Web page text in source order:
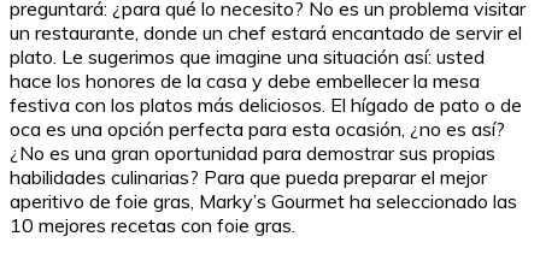
preguntará: ¿para qué lo necesito? No es un problema visitar
un restaurante, donde un chef estará encantado de servir el
plato. Le sugerimos que imagine una situación así: usted
hace los honores de la casa y debe embellecer la mesa
festiva con los platos más deliciosos. El hígado de pato o de
oca es una opción perfecta para esta ocasión, ¿no es así?
¿No es una gran oportunidad para demostrar sus propias
habilidades culinarias? Para que pueda preparar el mejor
aperitivo de foie gras, Marky’s Gourmet ha seleccionado las
10 mejores recetas con foie gras.